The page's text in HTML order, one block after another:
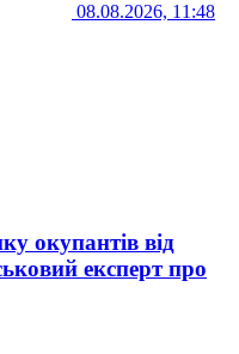
08.08.2026, 11:48
окупантів від
експерт про